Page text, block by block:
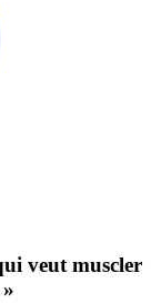
veut muscler